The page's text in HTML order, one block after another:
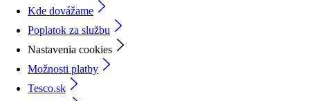
Kde dovážame
Poplatok za službu
Nastavenia cookies
Možnosti platby
Tesco.sk